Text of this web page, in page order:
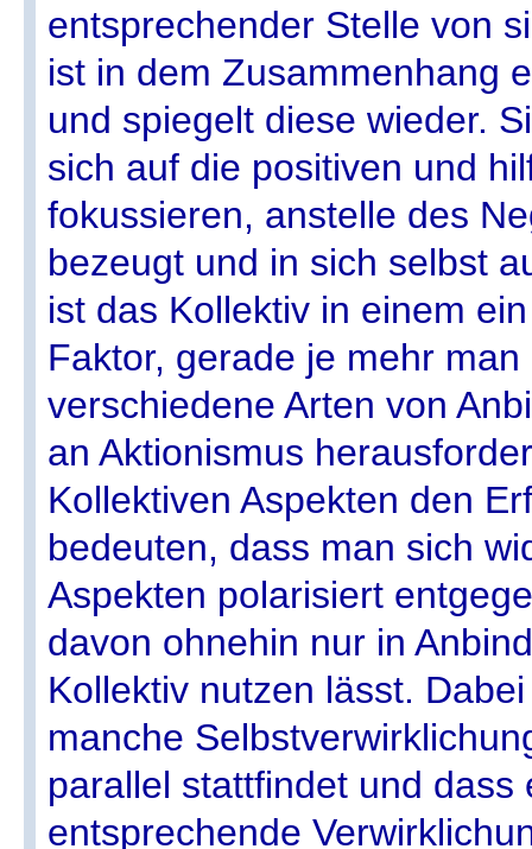
entsprechender Stelle von
ist in dem Zusammenhang
und spiegelt diese wieder.
sich auf die positiven und
fokussieren, anstelle des
bezeugt und in sich selbst
ist das Kollektiv in einem
Faktor, gerade je mehr
verschiedene Arten von
an Aktionismus
Kollektiven Aspekten den
bedeuten, dass man sich
Aspekten polarisiert
davon ohnehin nur in
Kollektiv nutzen lässt.
manche
parallel stattfindet und dass
entsprechende